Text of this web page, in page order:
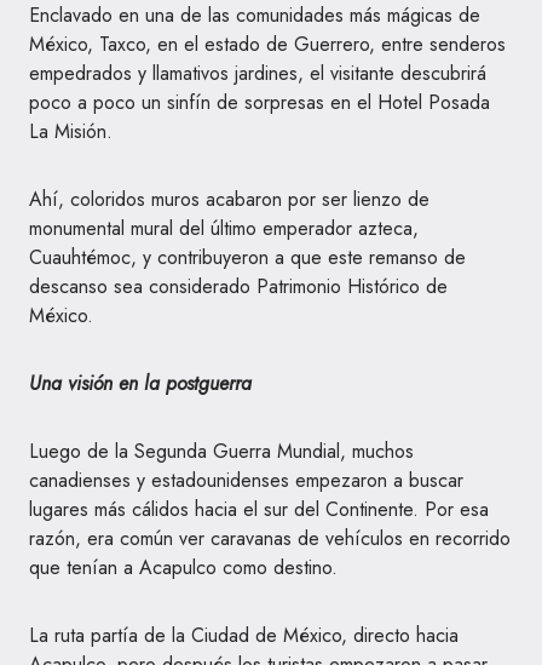
Enclavado en una de las comunidades más mágicas de
México, Taxco, en el estado de Guerrero, entre senderos
empedrados y llamativos jardines, el visitante descubrirá
poco a poco un sinfín de sorpresas en el Hotel Posada
La Misión.
Ahí, coloridos muros acabaron por ser lienzo de
monumental mural del último emperador azteca,
Cuauhtémoc, y contribuyeron a que este remanso de
descanso sea considerado Patrimonio Histórico de
México.
Una visión en la postguerra
Luego de la Segunda Guerra Mundial, muchos
canadienses y estadounidenses empezaron a buscar
lugares más cálidos hacia el sur del Continente. Por esa
razón, era común ver caravanas de vehículos en recorrido
que tenían a Acapulco como destino.
La ruta partía de la Ciudad de México, directo hacia